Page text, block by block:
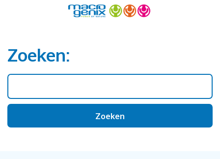
Zoeken:
Zoeken naar: